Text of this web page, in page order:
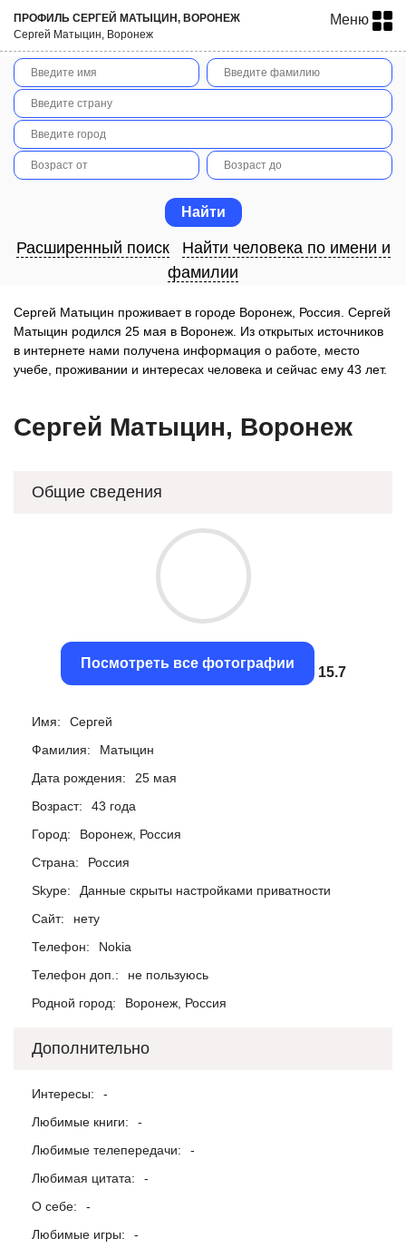
ПРОФИЛЬ СЕРГЕЙ МАТЫЦИН, ВОРОНЕЖ
Сергей Матыцин, Воронеж
Меню
Расширенный поиск
Найти человека по имени и
фамилии
Сергей Матыцин проживает в городе Воронеж, Россия. Сергей
Матыцин родился 25 мая в Воронеж. Из открытых источников
в интернете нами получена информация о работе, место
учебе, проживании и интересах человека и сейчас ему 43 лет.
Сергей Матыцин, Воронеж
Общие сведения
Посмотреть все фотографии
15.4
Имя:
Сергей
Фамилия:
Матыцин
Дата рождения:
25 мая
Возраст:
43 года
Город:
Воронеж, Россия
Страна:
Россия
Skype:
Данные скрыты настройками приватности
Сайт:
нету
Телефон:
Nokia
Телефон доп.:
не пользуюсь
Родной город:
Воронеж, Россия
Дополнительно
Интересы:
-
Любимые книги:
-
Любимые телепередачи:
-
Любимая цитата:
-
О себе:
-
Любимые игры:
-